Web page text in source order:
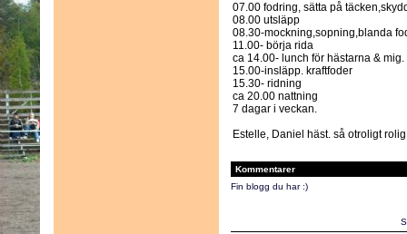
07.00 fodring, sätta på
08.00 utsläpp
08.30-mockning,sopning,blanda
11.00- börja rida
ca 14.00- lunch för hästarna & mig.
15.00-insläpp. kraftfoder
15.30- ridning
ca 20.00 nattning
7 dagar i veckan.
Estelle, Daniel häst. så otroligt
Kommentarer
Fin blogg du har :)